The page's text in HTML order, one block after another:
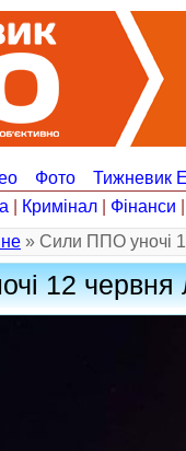
Фото Тижневик
Кримінал Фінанси
» Сили ППО уночі
12 червня